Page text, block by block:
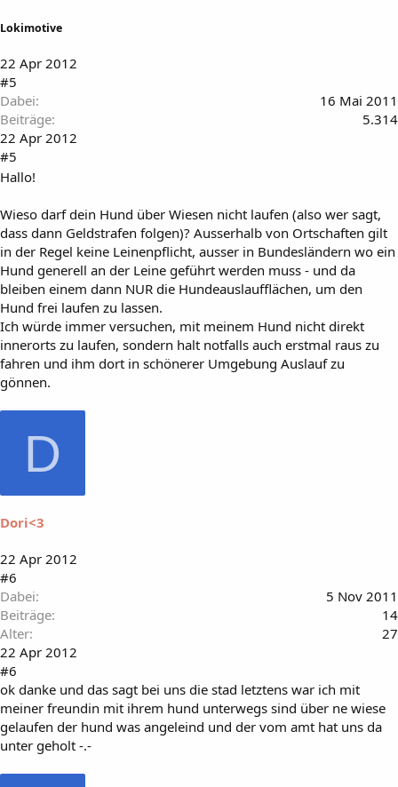
Lokimotive
22 Apr 2012
#5
Dabei
16 Mai 2011
Beiträge
5.314
22 Apr 2012
#5
Hallo!
Wieso darf dein Hund über Wiesen nicht laufen (also wer sagt,
dass dann Geldstrafen folgen)? Ausserhalb von Ortschaften gilt
in der Regel keine Leinenpflicht, ausser in Bundesländern wo ein
Hund generell an der Leine geführt werden muss - und da
bleiben einem dann NUR die Hundeauslaufflächen, um den
Hund frei laufen zu lassen.
Ich würde immer versuchen, mit meinem Hund nicht direkt
innerorts zu laufen, sondern halt notfalls auch erstmal raus zu
fahren und ihm dort in schönerer Umgebung Auslauf zu
gönnen.
D
Dori<3
22 Apr 2012
#6
Dabei
5 Nov 2011
Beiträge
14
Alter
27
22 Apr 2012
#6
ok danke und das sagt bei uns die stad letztens war ich mit
meiner freundin mit ihrem hund unterwegs sind über ne wiese
gelaufen der hund was angeleind und der vom amt hat uns da
unter geholt -.-